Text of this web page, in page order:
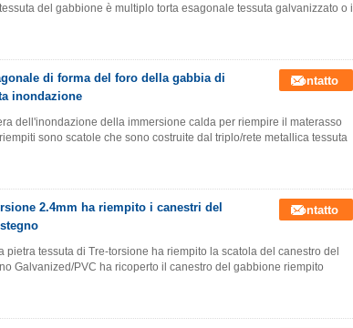
del gabbione è multiplo torta esagonale tessuta galvanizzato o i
di forma del foro della gabbia di
inondazione
Contatto
dell'inondazione della immersione calda per riempire il materasso
sono scatole che sono costruite dal triplo/rete metallica tessuta
2.4mm ha riempito i canestri del
Contatto
pietra tessuta di Tre-torsione ha riempito la scatola del canestro del
Galvanized/PVC ha ricoperto il canestro del gabbione riempito